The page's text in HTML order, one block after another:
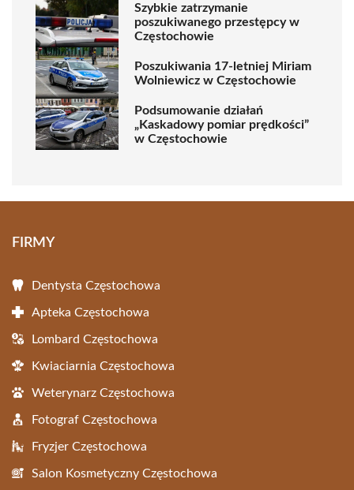
Szybkie zatrzymanie
poszukiwanego przestępcy w
Częstochowie
Poszukiwania 17-letniej Miriam
Wolniewicz w Częstochowie
Podsumowanie działań
„Kaskadowy pomiar prędkości”
w Częstochowie
FIRMY
Dentysta Częstochowa
Apteka Częstochowa
Lombard Częstochowa
Kwiaciarnia Częstochowa
Weterynarz Częstochowa
Fotograf Częstochowa
Fryzjer Częstochowa
Salon Kosmetyczny Częstochowa